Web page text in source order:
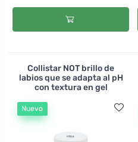
Collistar NOT brillo de
labios que se adapta al pH
con textura en gel
Nuevo